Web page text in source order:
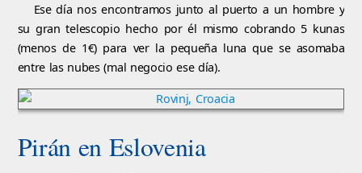
Ese día nos encontramos junto al puerto a un hombre y
su gran telescopio hecho por él mismo cobrando 5 kunas
(menos de 1€) para ver la pequeña luna que se asomaba
entre las nubes (mal negocio ese día).
Pirán en Eslovenia